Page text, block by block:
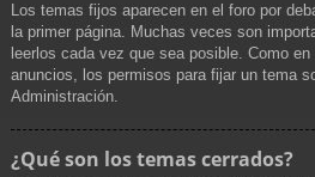
Los temas fijos aparecen en el foro por
la primer página. Muchas veces son
leerlos cada vez que sea posible. Como
anuncios, los permisos para fijar un tema
Administración.
¿Qué son los temas cerrados?